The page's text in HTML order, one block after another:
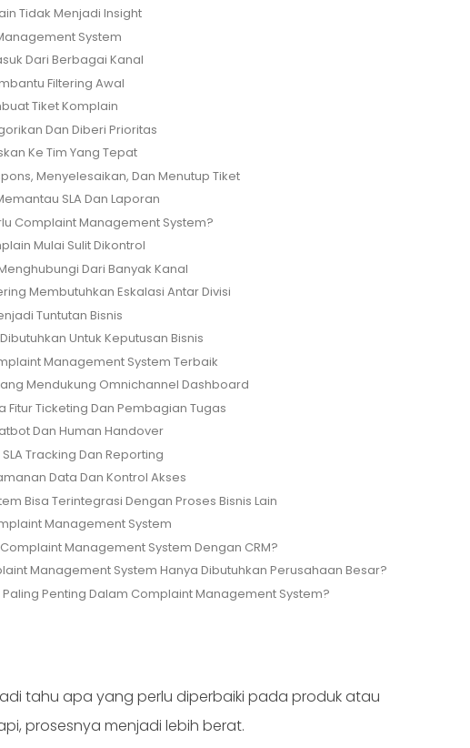
Tidak Menjadi Insight
System
Dari Berbagai Kanal
Filtering Awal
Tiket Komplain
Dan Diberi Prioritas
Ke Tim Yang Tepat
Menyelesaikan, Dan Menutup Tiket
SLA Dan Laporan
Complaint Management System?
Mulai Sulit Dikontrol
Dari Banyak Kanal
Membutuhkan Eskalasi Antar Divisi
Tuntutan Bisnis
Untuk Keputusan Bisnis
Management System Terbaik
Mendukung Omnichannel Dashboard
Fitur Ticketing Dan Pembagian Tugas
Dan Human Handover
Tracking Dan Reporting
Data Dan Kontrol Akses
Bisa Terintegrasi Dengan Proses Bisnis Lain
Management System
Management System Dengan CRM?
Management System Hanya Dibutuhkan Perusahaan Besar?
Paling Penting Dalam Complaint Management System?
tahu apa yang perlu diperbaiki pada produk atau
prosesnya menjadi lebih berat.